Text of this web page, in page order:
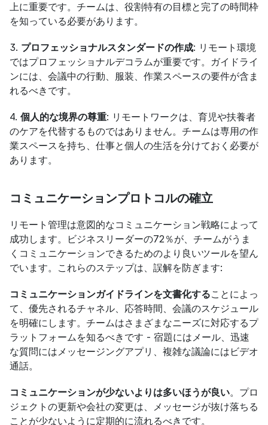
上に重要です。チームは、役割特有の目標と完了の時間枠
を知っている必要があります。
3. プロフェッショナルスタンダードの作成: リモート環境
ではプロフェッショナルデコラムが重要です。ガイドライ
ンには、会議中の行動、服装、作業スペースの要件が含ま
れるべきです。
4. 個人的な境界の尊重: リモートワークは、育児や扶養者
のケアを代替するものではありません。チームは専用の作
業スペースを持ち、仕事と個人の生活を分けておく必要が
あります。
コミュニケーションプロトコルの確立
リモート管理は意図的なコミュニケーション戦略によって
成功します。ビジネスリーダーの72％が、チームがうま
くコミュニケーションできるためのより良いツールを望ん
でいます。これらのステップは、誤解を防ぎます:
コミュニケーションガイドラインを文書化することによっ
て、優先されるチャネル、応答時間、会議のスケジュール
を明確にします。チームはさまざまなニーズに対応するプ
ラットフォームを知るべきです - 宿題にはメール、迅速
な質問にはメッセージングアプリ、複雑な議論にはビデオ
通話。
コミュニケーションが少ないよりは多いほうが良い。プロ
ジェクトの更新や会社の変更は、メッセージが抜け落ちる
ことが少ないように定期的に流れるべきです。